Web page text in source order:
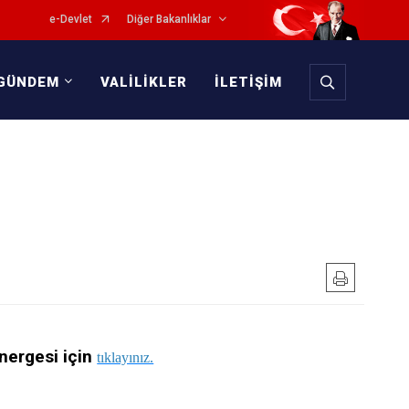
e-Devlet Diğer Bakanlıklar
VALİLİKLER İLETİŞİM
için tıklayınız.